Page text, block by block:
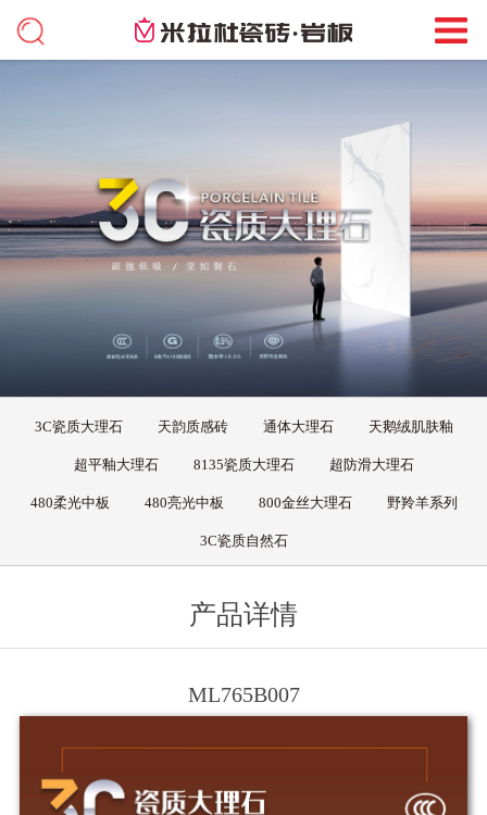
3C瓷质大理石 天韵质感砖 通体大理石 天鹅绒肌肤釉
超平釉大理石 8135瓷质大理石 超防滑大理石
480柔光中板 480亮光中板 800金丝大理石 野羚羊系列
3C瓷质自然石
产品详情
ML765B007